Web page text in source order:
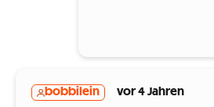
bobbilein vor 4 Jahren